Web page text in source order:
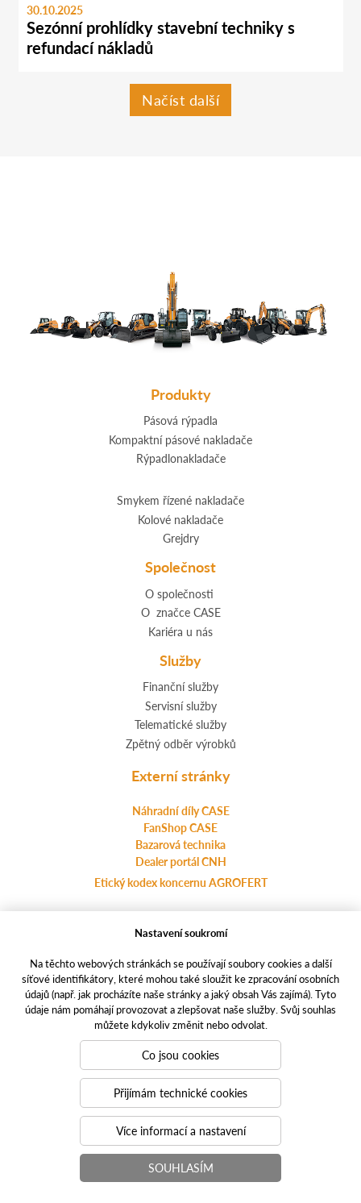
30.10.2025
Sezónní prohlídky stavební techniky s
refundací nákladů
Načíst další
Produkty
Pásová rýpadla
Kompaktní pásové nakladače
Rýpadlonakladače
Smykem řízené nakladače
Kolové nakladače
Grejdry
Společnost
O společnosti
O značce CASE
Kariéra u nás
Služby
Finanční služby
Servisní služby
Telematické služby
Zpětný odběr výrobků
Externí stránky
Náhradní díly CASE
FanShop CASE
Bazarová technika
Dealer portál CNH
Etický kodex koncernu AGROFERT
Responzivní webyPUXdesign.cz | casece.cz © 2021
Ochrana osobních údajů
agrotec.cz
a-finance.cz
casece.com
Toto jsou internetové stránky společnosti AGROTEC plus s.r.o., se
sídlem v Hustopečích, Hybešova 62/14, PSČ 69301, IČ
46966757,
zapsané v OR vedeném Krajským soudem v Brně, oddíl C, vložka
6852. Společnost AGROTEC plus s.r.o. je členem koncernu
AGROFERT řízeného společností AGROFERT, a.s., IČO
26185610, se sídlem na adrese Pyšelská 2327/2, Chodov, 149 00
Praha 4.
Nastavení soukromí
Na těchto webových stránkách se používají soubory cookies a další
síťové identifikátory, které mohou také sloužit ke zpracování osobních
údajů (např. jak procházíte naše stránky a jaký obsah Vás zajímá). Tyto
údaje nám pomáhají provozovat a zlepšovat naše služby. Svůj souhlas
můžete kdykoliv změnit nebo odvolat.
Co jsou cookies
Přijímám technické cookies
Více informací a nastavení
SOUHLASÍM